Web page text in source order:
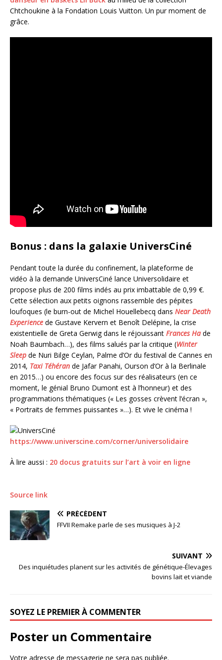
Chtchoukine à la Fondation Louis Vuitton. Un pur moment de
grâce.
Bonus : dans la galaxie UniversCiné
Pendant toute la durée du confinement, la plateforme de
vidéo à la demande UniversCiné lance Universolidaire et
propose plus de 200 films indés au prix imbattable de 0,99 €.
Cette sélection aux petits oignons rassemble des pépites
loufoques (le burn-out de Michel Houellebecq dans Near Death
Experience de Gustave Kervern et Benoît Delépine, la crise
existentielle de Greta Gerwig dans le réjouissant Frances Ha de
Noah Baumbach…), des films salués par la critique (Winter
Sleep de Nuri Bilge Ceylan, Palme d’Or du festival de Cannes en
2014, Taxi Téhéran de Jafar Panahi, Ourson d’Or à la Berlinale
en 2015…) ou encore des focus sur des réalisateurs (en ce
moment, le génial Bruno Dumont est à l’honneur) et des
programmations thématiques (« Les gosses crèvent l’écran »,
« Portraits de femmes puissantes »…). Et vive le cinéma !
https://www.universcine.com/corner/universolidaire
À lire aussi : 20 docus gratuits sur l’art à voir en ligne
Source link
PRÉCÉDENT
FFVII Remake parle de ses musiques à J-2
SUIVANT
Des inquiétudes planent sur les activités de génétique-Élevages
bovins lait et viande
SOYEZ LE PREMIER À COMMENTER
Poster un Commentaire
Votre adresse de messagerie ne sera pas publiée.